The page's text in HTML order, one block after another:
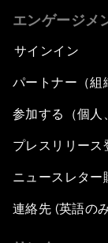
エンゲージメ
サインイン
パートナー（組
参加する（個人
プレスリリース
ニュースレター
連絡先 (英語の